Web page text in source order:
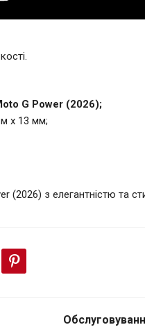
G Power (2026);
x 13 мм;
(2026) з елегантністю та
для